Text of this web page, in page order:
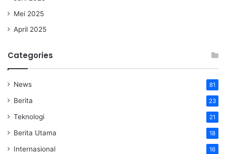
Mei 2025
April 2025
Categories
News 81
Berita 23
Teknologi 21
Berita Utama 18
Internasional 16